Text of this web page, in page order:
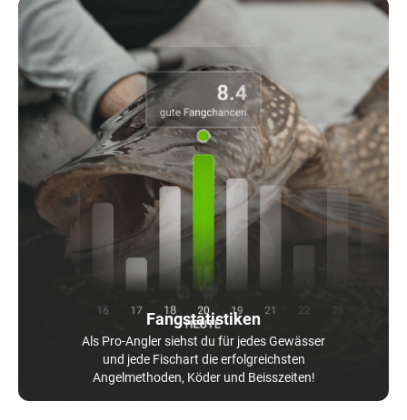
Fangstatistiken
Als Pro-Angler siehst du für jedes Gewässer
und jede Fischart die erfolgreichsten
Angelmethoden, Köder und Beisszeiten!